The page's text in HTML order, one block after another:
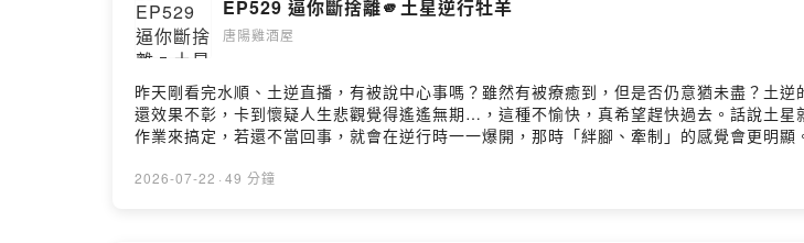
EP529 逼你斷捨離🫵土星逆行牡羊
唐陽雞酒屋
昨天剛看完水順、土逆直播，有被說中心事嗎？雖然有被療癒到，但是否仍意猶未盡？土
還效果不彰，卡到懷疑人生悲觀覺得遙遙無期…，這種不愉快，真希望趕快過去。話說土
作業來搞定，若還不當回事，就會在逆行時一一爆開，那時「絆腳、牽制」的感覺會更明
回歸😵‍💫人生晚年才懂土星的好災難級的停滯期💥得過且過的地方終於出問題災難源頭＝自
2026-07-22 · 49 分鐘